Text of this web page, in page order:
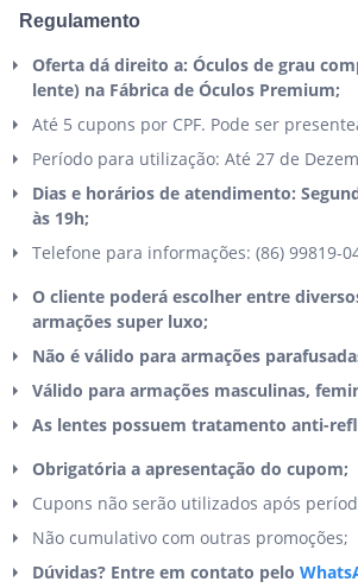
Regulamento
Oferta dá direito a: Óculos de grau
lente) na Fábrica de Óculos Premium;
Até 5 cupons por CPF. Pode ser
Período para utilização: Até 27 de
Dias e horários de atendimento:
às 19h;
Telefone para informações: (86) 99819-
O cliente poderá escolher entre
armações super luxo;
Não é válido para armações
Válido para armações masculinas,
As lentes possuem tratamento anti-
Obrigatória a apresentação do cupom;
Cupons não serão utilizados após
Não cumulativo com outras promoções;
Dúvidas? Entre em contato pelo